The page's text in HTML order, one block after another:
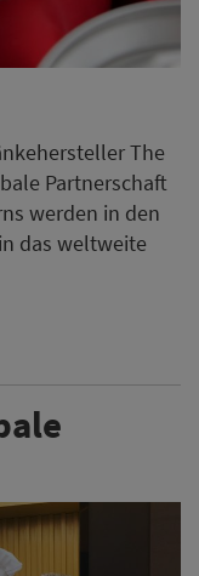
The
Partnerschaft
werden in den
das weltweite